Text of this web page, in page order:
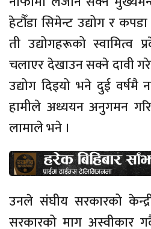
हेटौँडा सिमेन्ट उद्योग र
ती उद्योगहरूको स्वामित्व
चलाएर देखाउन सक्ने दावी
उद्योग दिइयो भने दुई वर्षमै
हामीले अध्ययन अनुगमन
लामाले भने ।
उनले संघीय सरकारको
सरकारको माग अस्वीकार